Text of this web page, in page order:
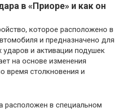
в «Приоре» и как он
которое расположено в
и предназначено для
ударов и активации подушек
на основе изменения
время столкновения и
расположен в специальном